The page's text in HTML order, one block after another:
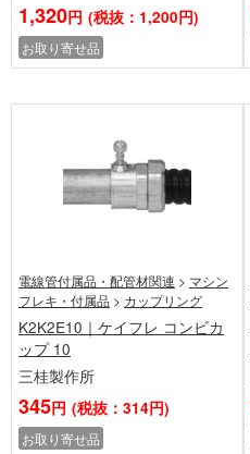
1,320円 (税抜：1,200円)
お取り寄せ品
電線管付属品・配管材関連 > マシン
フレキ・付属品 > カップリング
K2K2E10｜ケイフレ コンビカ
ップ 10
三桂製作所
345円 (税抜：314円)
お取り寄せ品